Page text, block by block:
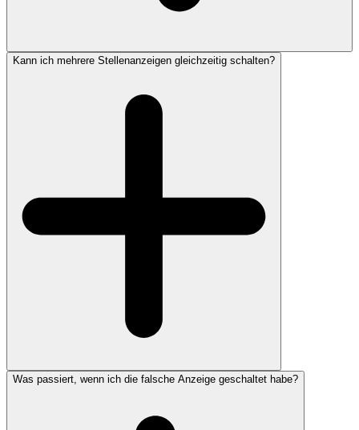
Kann ich mehrere Stellenanzeigen gleichzeitig schalten?
Was passiert, wenn ich die falsche Anzeige geschaltet habe?